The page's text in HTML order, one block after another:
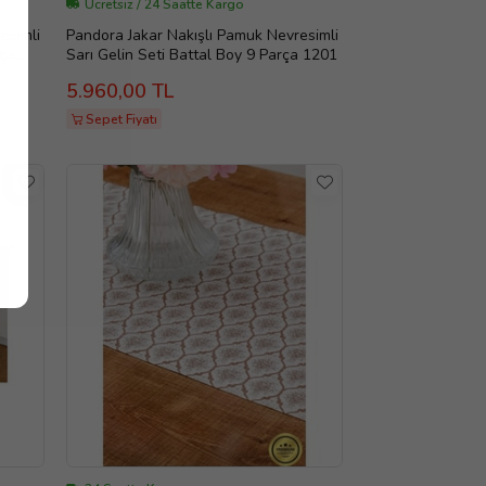
Ücretsiz / 24 Saatte Kargo
Pandora Jakar Nakışlı Pamuk Nevresimli
Sarı Gelin Seti Battal Boy 9 Parça 1201
5.960,00 TL
Sepet Fiyatı